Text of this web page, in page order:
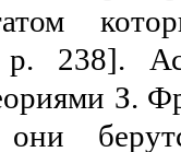
p. 238].
З.